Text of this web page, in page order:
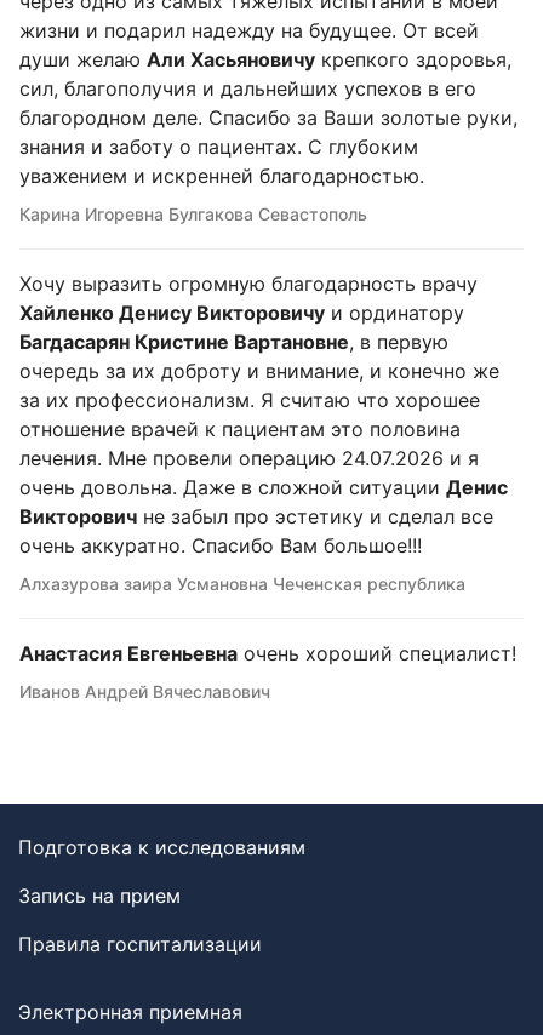
жизни и подарил надежду на будущее. От всей
души желаю Али Хасьяновичу крепкого здоровья,
сил, благополучия и дальнейших успехов в его
благородном деле. Спасибо за Ваши золотые руки,
знания и заботу о пациентах. С глубоким
уважением и искренней благодарностью.
Карина Игоревна Булгакова Севастополь
Хочу выразить огромную благодарность врачу
Хайленко Денису Викторовичу и ординатору
Багдасарян Кристине Вартановне, в первую
очередь за их доброту и внимание, и конечно же
за их профессионализм. Я считаю что хорошее
отношение врачей к пациентам это половина
лечения. Мне провели операцию 24.07.2026 и я
очень довольна. Даже в сложной ситуации Денис
Викторович не забыл про эстетику и сделал все
очень аккуратно. Спасибо Вам большое!!!
Алхазурова заира Усмановна Чеченская республика
Анастасия Евгеньевна очень хороший специалист!
Иванов Андрей Вячеславович
Подготовка к исследованиям
Запись на прием
Правила госпитализации
Электронная приемная